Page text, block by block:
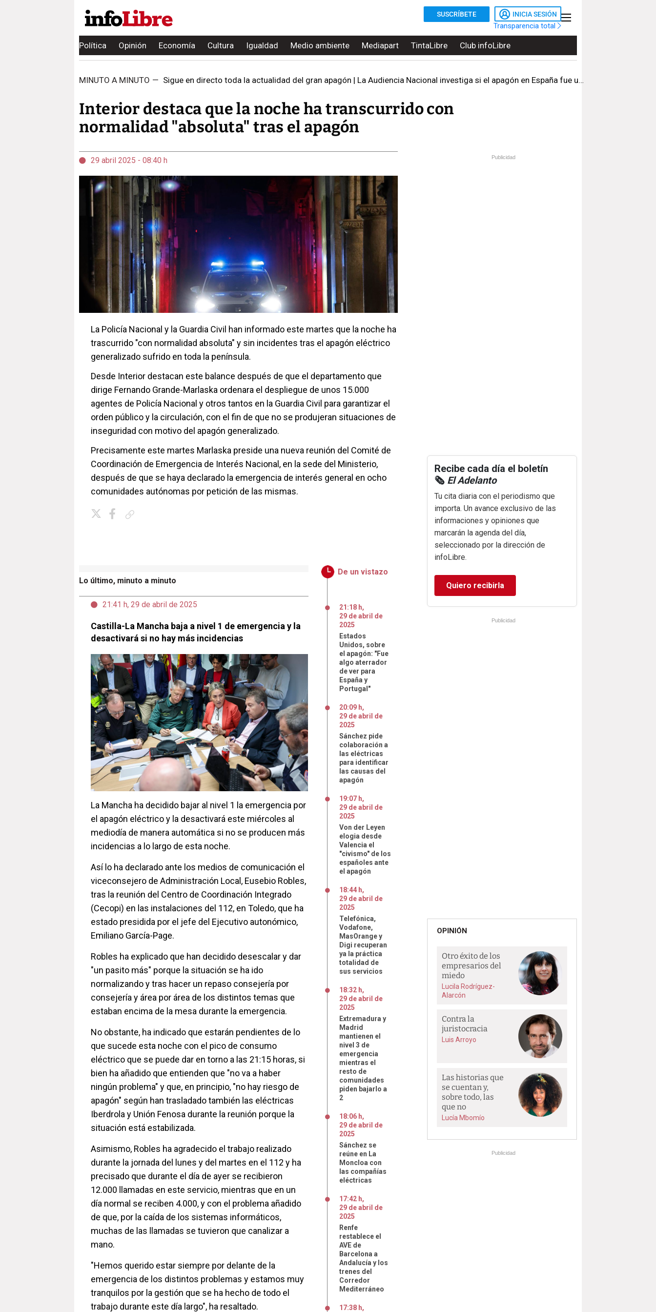
SUSCRÍBETE INICIA SESIÓN
Transparencia total
Política Opinión Economía Cultura Igualdad Medio ambiente Mediapart TintaLibre Club infoLibre
MINUTO A MINUTO — Sigue en directo toda la actualidad del gran apagón | La Audiencia Nacional investiga si el apagón en España fue un sabotaje informático
Interior destaca que la noche ha transcurrido con
normalidad "absoluta" tras el apagón
29 abril 2025 - 08:40 h
La Policía Nacional y la Guardia Civil han informado este martes que la noche ha
trascurrido "con normalidad absoluta" y sin incidentes tras el apagón eléctrico
generalizado sufrido en toda la península.
Desde Interior destacan este balance después de que el departamento que
dirige Fernando Grande-Marlaska ordenara el despliegue de unos 15.000
agentes de Policía Nacional y otros tantos en la Guardia Civil para garantizar el
orden público y la circulación, con el fin de que no se produjeran situaciones de
inseguridad con motivo del apagón generalizado.
Precisamente este martes Marlaska preside una nueva reunión del Comité de
Coordinación de Emergencia de Interés Nacional, en la sede del Ministerio,
después de que se haya declarado la emergencia de interés general en ocho
comunidades autónomas por petición de las mismas.
Lo último, minuto a minuto
21:41 h, 29 de abril de 2025
Castilla-La Mancha baja a nivel 1 de emergencia y la
desactivará si no hay más incidencias
La Mancha ha decidido bajar al nivel 1 la emergencia por
el apagón eléctrico y la desactivará este miércoles al
mediodía de manera automática si no se producen más
incidencias a lo largo de esta noche.
Así lo ha declarado ante los medios de comunicación el
viceconsejero de Administración Local, Eusebio Robles,
tras la reunión del Centro de Coordinación Integrado
(Cecopi) en las instalaciones del 112, en Toledo, que ha
estado presidida por el jefe del Ejecutivo autonómico,
Emiliano García-Page.
Robles ha explicado que han decidido desescalar y dar
"un pasito más" porque la situación se ha ido
normalizando y tras hacer un repaso consejería por
consejería y área por área de los distintos temas que
estaban encima de la mesa durante la emergencia.
No obstante, ha indicado que estarán pendientes de lo
que sucede esta noche con el pico de consumo
eléctrico que se puede dar en torno a las 21:15 horas, si
bien ha añadido que entienden que "no va a haber
ningún problema" y que, en principio, "no hay riesgo de
apagón" según han trasladado también las eléctricas
Iberdrola y Unión Fenosa durante la reunión porque la
situación está estabilizada.
Asimismo, Robles ha agradecido el trabajo realizado
durante la jornada del lunes y del martes en el 112 y ha
precisado que durante el día de ayer se recibieron
12.000 llamadas en este servicio, mientras que en un
día normal se reciben 4.000, y con el problema añadido
de que, por la caída de los sistemas informáticos,
muchas de las llamadas se tuvieron que canalizar a
mano.
"Hemos querido estar siempre por delante de la
emergencia de los distintos problemas y estamos muy
tranquilos por la gestión que se ha hecho de todo el
trabajo durante este día largo", ha resaltado.
De un vistazo
21:18 h,
29 deabril de
2025
Estados
Unidos, sobre
el apagón: "Fue
algo aterrador
de ver para
España y
Portugal"
20:09 h,
29 deabril de
2025
Sánchez pide
colaboración a
las eléctricas
para identificar
las causas del
apagón
19:07 h,
29 deabril de
2025
Von der Leyen
elogia desde
Valencia el
"civismo" de los
españoles ante
el apagón
18:44 h,
29 deabril de
2025
Telefónica,
Vodafone,
MasOrange y
Digi recuperan
ya la práctica
totalidad de
sus servicios
18:32 h,
29 deabril de
2025
Extremadura y
Madrid
mantienen el
nivel 3 de
emergencia
mientras el
resto de
comunidades
piden bajarlo a
2
18:06 h,
29 deabril de
2025
Sánchez se
reúne en La
Moncloa con
las compañías
eléctricas
17:42 h,
29 deabril de
2025
Renfe
restablece el
AVE de
Barcelona a
Andalucía y los
trenes del
Corredor
Mediterráneo
17:38 h,
Publicidad
Recibe cada día el boletín
🗞️ El Adelanto
Tu cita diaria con el periodismo que
importa. Un avance exclusivo de las
informaciones y opiniones que
marcarán la agenda del día,
seleccionado por la dirección de
infoLibre.
Quiero recibirla
Publicidad
OPINIÓN
Otro éxito de los
empresarios del
miedo
Lucila Rodríguez-
Alarcón
Contra la
juristocracia
Luis Arroyo
Las historias que
se cuentan y,
sobre todo, las
que no
Lucía Mbomío
Publicidad